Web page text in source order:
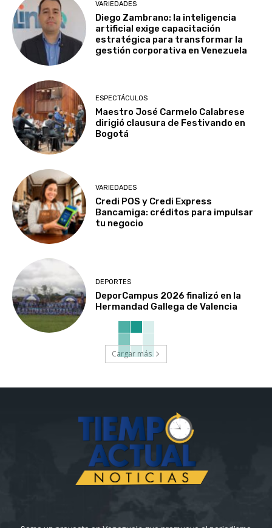
VARIEDADES
Diego Zambrano: la inteligencia
artificial exige capacitación
estratégica para transformar la
gestión corporativa en Venezuela
ESPECTÁCULOS
Maestro José Carmelo Calabrese
dirigió clausura de Festivando en
Bogotá
VARIEDADES
Credi POS y Credi Express
Bancamiga: créditos para impulsar
tu negocio
DEPORTES
DeporCampus 2026 finalizó en la
Hermandad Gallega de Valencia
Cargar más